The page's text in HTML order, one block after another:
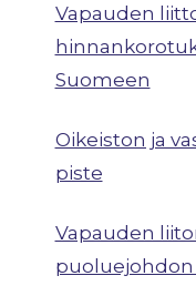
Vapauden
Suomeen
Oikeiston ja
piste
Vapauden
puoluejohdon